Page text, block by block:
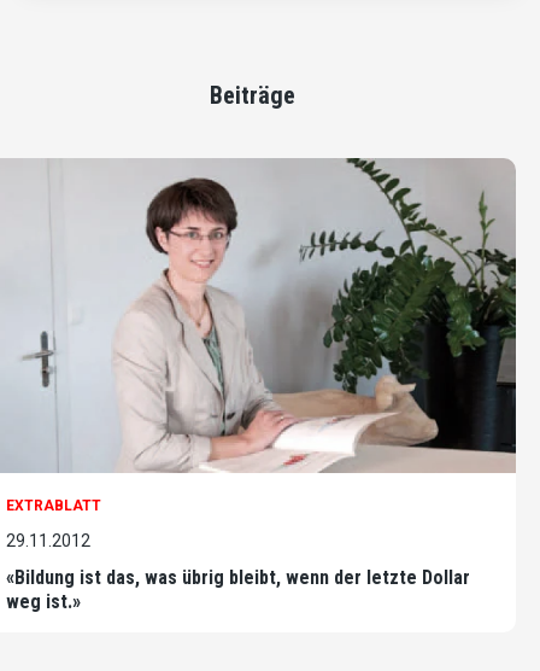
Beiträge
EXTRABLATT
29.11.2012
«Bildung ist das, was übrig bleibt, wenn der letzte Dollar
weg ist.»